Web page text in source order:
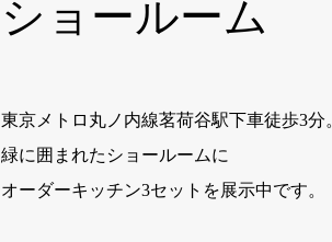
ショールーム
東京メトロ丸ノ内線茗荷谷駅下車徒歩3分
緑に囲まれたショールームに
オーダーキッチン3セットを展示中です。